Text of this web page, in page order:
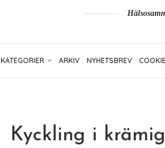
KATEGORIER ARKIV NYHETSBREV
Kyckling i